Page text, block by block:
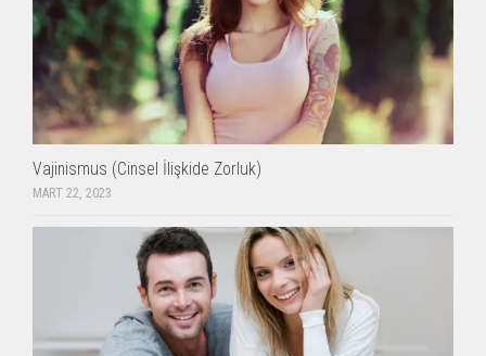
Vajinismus (Cinsel İlişkide Zorluk)
MART 22, 2023